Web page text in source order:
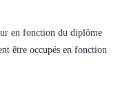
en fonction du diplôme
être occupés en fonction